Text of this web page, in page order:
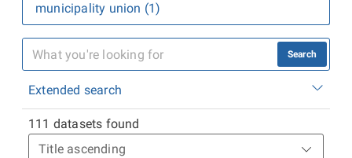
municipality union (1)
Search
Extended search
111 datasets found